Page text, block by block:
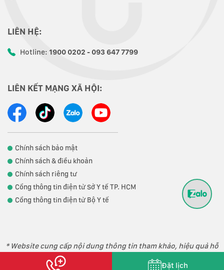
LIÊN HỆ:
Hotline: 1900 0202 - 093 647 7799
LIÊN KẾT MẠNG XÃ HỘI:
Chính sách bảo mật
Chính sách & điều khoản
Chính sách riêng tư
Cổng thông tin điện tử Sở Y tế TP. HCM
Cổng thông tin điện tử Bộ Y tế
* Website cung cấp nội dung thông tin tham khảo, hiệu quả hỗ
trợ điều trị phụ thuộc vào thể trạng từng người.
Đặt lịch